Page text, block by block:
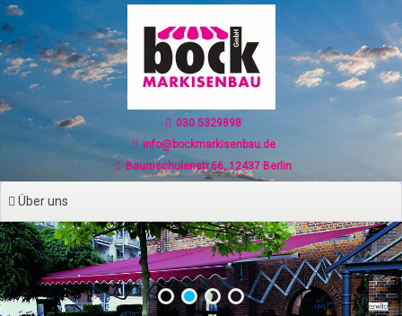
Zum
Inhalt
springen
030 5329898
info@bockmarkisenbau.de
Baumschulenstr.66, 12437 Berlin
Über uns